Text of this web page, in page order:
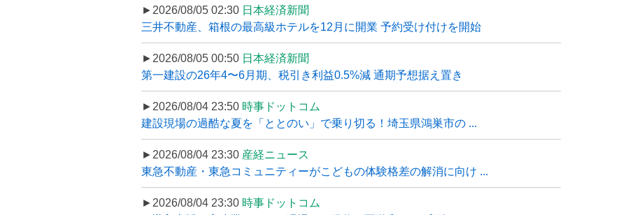
►2026/08/05 02:30 日本経済新聞
三井不動産、箱根の最高級ホテルを12月に開業 予約受け付けを開始
►2026/08/05 00:50 日本経済新聞
第一建設の26年4〜6月期、税引き利益0.5%減 通期予想据え置き
►2026/08/04 23:50 時事ドットコム
建設現場の過酷な夏を「ととのい」で乗り切る！埼玉県鴻巣市の ...
►2026/08/04 23:30 産経ニュース
東急不動産・東急コミュニティーがこどもの体験格差の解消に向け ...
►2026/08/04 23:30 時事ドットコム